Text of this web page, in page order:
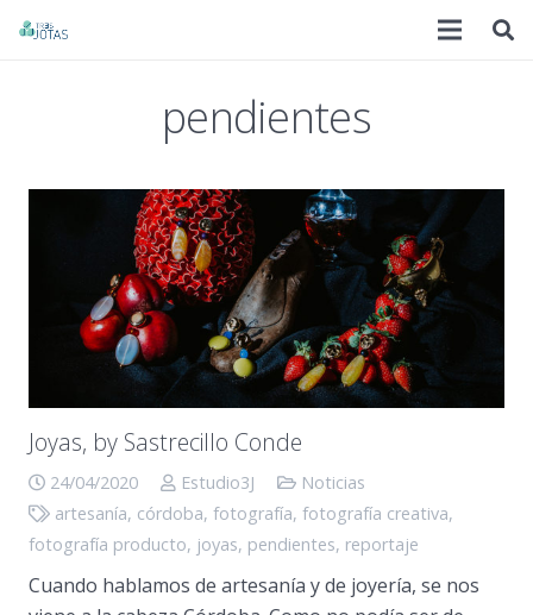
pendientes
Joyas, by Sastrecillo Conde
24/04/2020 Estudio3J
Noticias
artesanía, córdoba, fotografía, fotografía creativa,
fotografía producto, joyas, pendientes, reportaje
Cuando hablamos de artesanía y de joyería, se nos